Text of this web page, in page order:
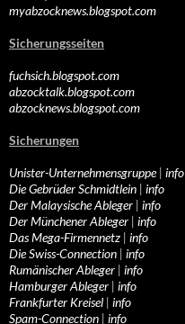
myabzocknews.blogspot.com
Sicherungsseiten
fuchsich.blogspot.com
abzocktalk.blogspot.com
abzocknews.blogspot.com
Sicherungen
Unister-Unternehmensgruppe| info
Die Gebrüder Schmidtlein | info
Der Malaysische Ableger | info
Der Münchener Ableger | info
Das Mega-Firmennetz | info
Die Swiss-Connection | info
Rumänischer Ableger | info
Hamburger Ableger | info
Frankfurter Kreisel | info
Spam-Connection | info